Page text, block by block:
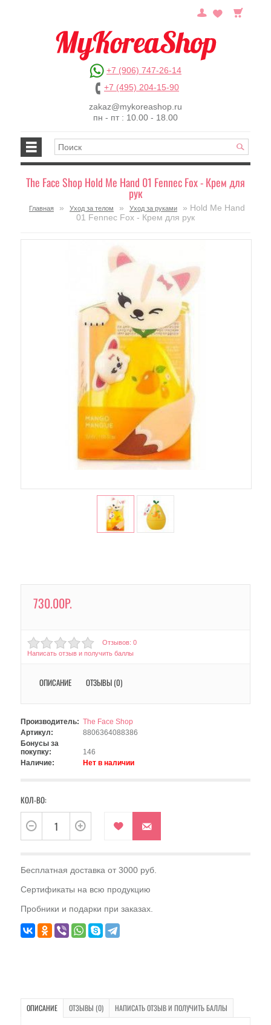
+7 (906) 747-26-14
+7 (495) 204-15-90
zakaz@mykoreashop.ru
пн - пт : 10.00 - 18.00
The Face Shop Hold Me Hand 01 Fennec Fox - Крем для
рук
Главная » Уход за телом » Уход за руками
» Hold Me Hand
01 Fennec Fox - Крем для рук
730.00Р.
Отзывов: 0
Написать отзыв и получить баллы
ОПИСАНИЕ ОТЗЫВЫ (0)
Производитель: The Face Shop
Артикул:
8806364088386
Бонусы за
покупку:
146
Наличие:
Нет в наличии
КОЛ-ВО:
Бесплатная доставка от 3000 руб.
Сертификаты на всю продукцию
Пробники и подарки при заказах.
ОПИСАНИЕ ОТЗЫВЫ (0) НАПИСАТЬ ОТЗЫВ И ПОЛУЧИТЬ БАЛЛЫ